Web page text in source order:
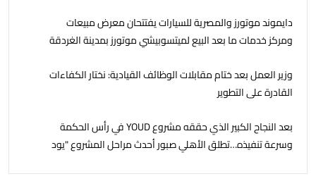
دايموند موتورز والمصرية للسيارات يفتتحان معرض مبيعات
ومركز خدمات ما بعد البيع لميتسوبيشي موتورز بمدينة الغردقة
وزير العمل بعد ختام مقابلات الوظائف القيادية: نختار الكفاءات
القادرة على التطوير
بعد النجاح الكبير الذي حققه مشروع YOUD في رأس الحكمة
وسرعة تنفيذه…تطلق الأهلي صبور أحدث مراحل المشروع "يود